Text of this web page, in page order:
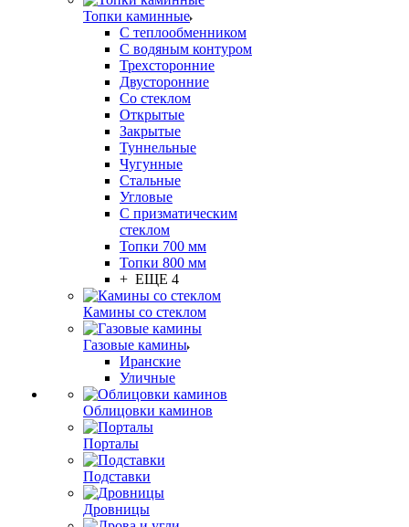
Топки каминные
С теплообменником
С водяным контуром
Трехсторонние
Двусторонние
Со стеклом
Открытые
Закрытые
Туннельные
Чугунные
Стальные
Угловые
С призматическим
стеклом
Топки 700 мм
Топки 800 мм
+ ЕЩЕ 4
Камины со стеклом
Газовые камины
Иранские
Уличные
Облицовки каминов
Порталы
Подставки
Дровницы